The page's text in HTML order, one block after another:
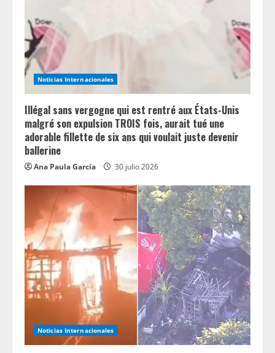
Noticias Internacionales
Illégal sans vergogne qui est rentré aux États-Unis
malgré son expulsion TROIS fois, aurait tué une
adorable fillette de six ans qui voulait juste devenir
ballerine
Ana Paula García 30 julio 2026
Noticias Internacionales